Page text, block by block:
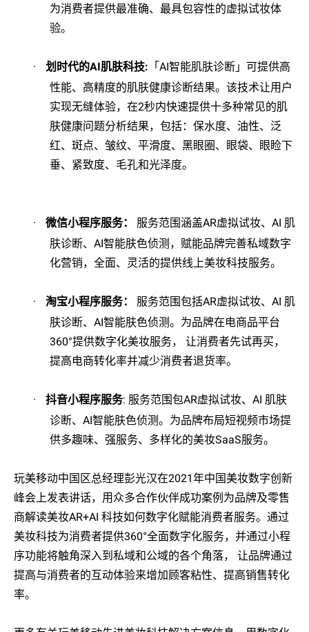
为消费者提供最准确、最具包容性的虚拟试妆体
验。
· 划时代的AI肌肤科技: 「 AI智能肌肤诊断」可提供高
性能、高精度的肌肤健康诊断结果。该技术让用户
实现无缝体验，在2秒内快速提供十多种常见的肌
肤健康问题分析结果，包括：保水度、油性、泛
红、斑点、皱纹、平滑度、黑眼圈、眼袋、眼睑下
垂、紧致度、毛孔和光泽度。
· 微信小程序服务： 服务范围涵盖AR虚拟试妆、 AI 肌
肤诊断、 AI智能肤色侦测，赋能品牌完善私域数字
化营销，全面、灵活的提供线上美妆科技服务。
· 淘宝小程序服务： 服务范围包括AR虚拟试妆、 AI 肌
肤诊断、 AI智能肤色侦测。为品牌在电商品平台
360°提供数字化美妆服务， 让消费者先试再买，
提高电商转化率并减少消费者退货率。
· 抖音小程序服务: 服务范围包AR虚拟试妆、 AI 肌肤
诊断、 AI智能肤色侦测。为品牌布局短视频市场提
供多趣味、强服务、多样化的美妆SaaS服务。
玩美移动中国区总经理彭光汉在2021年中国美妆数字创新
峰会上发表讲话，用众多合作伙伴成功案例为品牌及零售
商解读美妆AR+AI 科技如何数字化赋能消费者服务。通过
美妆科技为消费者提供360°全面数字化服务，并通过小程
序功能将触角深入到私域和公域的各个角落， 让品牌通过
提高与消费者的互动体验来增加顾客粘性、提高销售转化
率。